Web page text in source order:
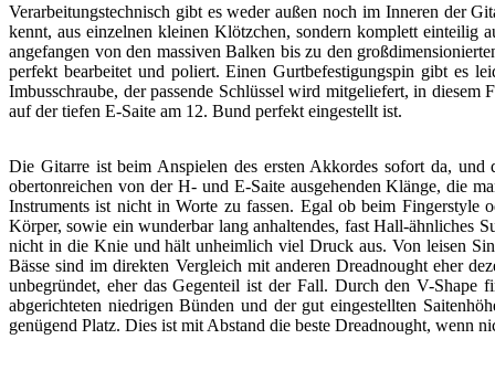
Verarbeitungstechnisch gibt es weder außen noch im Inneren der
kennt, aus einzelnen kleinen Klötzchen, sondern komplett einteilig
angefangen von den massiven Balken bis zu den
perfekt bearbeitet und poliert. Einen Gurtbefestigungspin gibt es
Imbusschraube, der passende Schlüssel wird mitgeliefert, in
auf der tiefen E-Saite am 12. Bund perfekt eingestellt ist.
Die Gitarre ist beim Anspielen des ersten Akkordes sofort da,
obertonreichen von der H- und E-Saite ausgehenden Klänge, die
Instruments ist nicht in Worte zu fassen. Egal ob beim Fingerstyle
Körper, sowie ein wunderbar lang anhaltendes, fast Hall-ähnliches
nicht in die Knie und hält unheimlich viel Druck aus. Von leisen
Bässe sind im direkten Vergleich mit anderen Dreadnought eher
unbegründet, eher das Gegenteil ist der Fall. Durch den V-Shape
abgerichteten niedrigen Bünden und der gut eingestellten
genügend Platz. Dies ist mit Abstand die beste Dreadnought, wenn